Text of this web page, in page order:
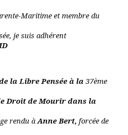
Maritime et membre du
je suis adhérent
la Libre Pensée à la 37ème
Droit de Mourir dans la
rendu àAnne Bert, forcée de